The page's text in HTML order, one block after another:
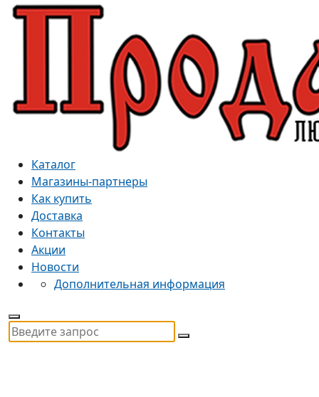
Каталог
Магазины-партнеры
Как купить
Доставка
Контакты
Акции
Новости
Дополнительная информация